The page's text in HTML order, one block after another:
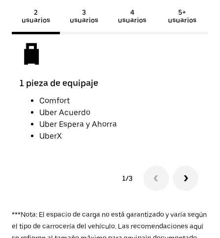
2
usuarios
3
usuarios
4
usuarios
5+
usuarios
1 pieza de equipaje
Comfort
Uber Acuerdo
Uber Espera y Ahorra
UberX
1/3
***Nota: El espacio de carga no está garantizado y varía según
el tipo de carrocería del vehículo. Las recomendaciones aquí